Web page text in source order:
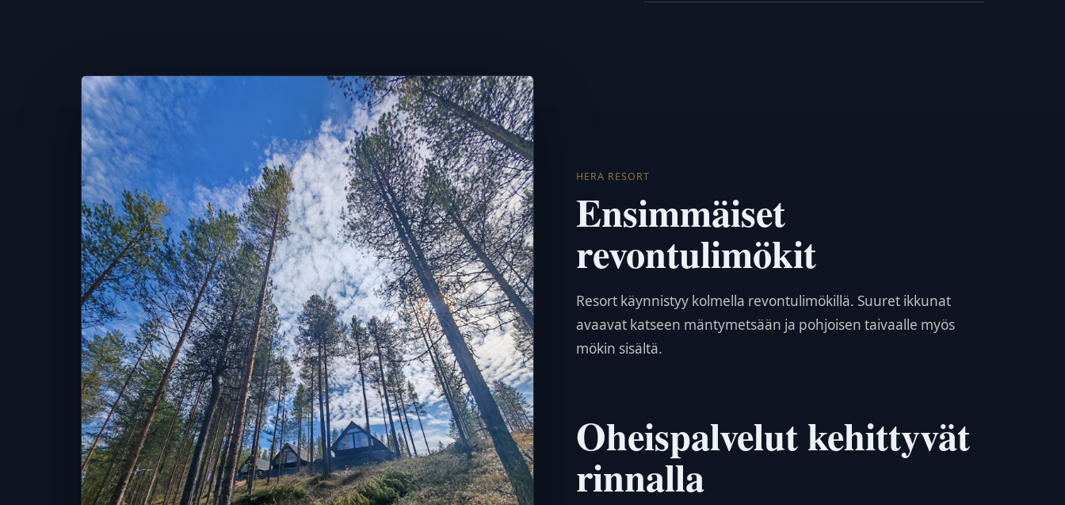
HERA RESORT
Ensimmäiset
revontulimökit
Resort käynnistyy kolmella revontulimökillä. Suuret ikkunat
avaavat katseen mäntymetsään ja pohjoisen taivaalle myös
mökin sisältä.
Oheispalvelut kehittyvät
rinnalla